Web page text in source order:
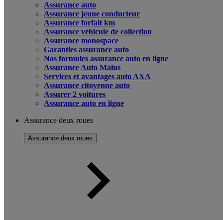
Assurance auto
Assurance jeune conducteur
Assurance forfait km
Assurance véhicule de collection
Assurance monospace
Garanties assurance auto
Nos formules assurance auto en ligne
Assurance Auto Malus
Services et avantages auto AXA
Assurance citoyenne auto
Assurer 2 voitures
Assurance auto en ligne
Assurance deux roues
Assurance deux roues